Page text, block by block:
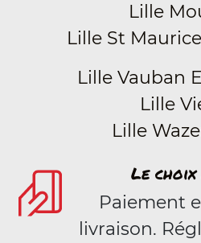
Lille
Lille St
Lille Vauban
Lille
Lille
Le choix
Paiement
livraison.